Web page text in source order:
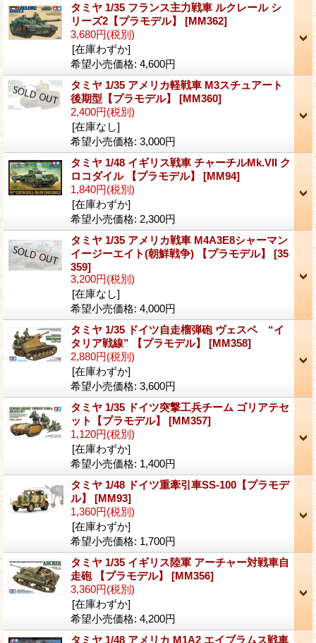
タミヤ 1/35 フランス主力戦車 ルクレール シ
リーズ2【プラモデル】 [MM362]
3,680円(税別)
[在庫わずか]
希望小売価格: 4,600円
タミヤ 1/35 アメリカ軽戦車 M3スチュアート
後期型【プラモデル】 [MM360]
2,400円(税別)
[在庫なし]
希望小売価格: 3,000円
タミヤ 1/48 イギリス戦車 チャーチルMk.VII ク
ロコダイル 【プラモデル】 [MM94]
1,840円(税別)
[在庫わずか]
希望小売価格: 2,300円
タミヤ 1/35 アメリカ戦車 M4A3E8シャーマン
イージーエイト(朝鮮戦争) 【プラモデル】 [35
359]
3,200円(税別)
[在庫なし]
希望小売価格: 4,000円
タミヤ 1/35 ドイツ自走榴弾砲 ヴェスペ “イ
タリア戦線” 【プラモデル】 [MM358]
2,880円(税別)
[在庫わずか]
希望小売価格: 3,600円
タミヤ 1/35 ドイツ突撃工兵チーム ゴリアテセ
ット【プラモデル】 [MM357]
1,120円(税別)
[在庫わずか]
希望小売価格: 1,400円
タミヤ 1/48 ドイツ重牽引車SS-100【プラモデ
ル】 [MM93]
1,360円(税別)
[在庫わずか]
希望小売価格: 1,700円
タミヤ 1/35 イギリス陸軍 アーチャー対戦車自
走砲 【プラモデル】 [MM356]
3,360円(税別)
[在庫わずか]
希望小売価格: 4,200円
タミヤ 1/48 アメリカ M1A2 エイブラムス戦車